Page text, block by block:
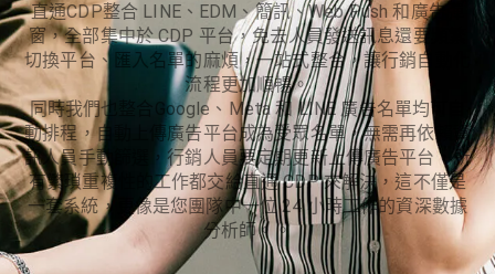
直通CDP整合 LINE、EDM、簡訊、Web Push 和廣告彈
窗，全部集中於 CDP 平台，免去人員發送訊息還要頻繁
切換平台、匯入名單的麻煩，一站式整合，讓行銷自動化
流程更加順暢。
同時我們也整合Google、Meta 和 LINE 廣告名單均可自
動排程，自動上傳廣告平台成為受眾名單，無需再依賴資
訊人員手動篩選，行銷人員要定期更新上傳廣告平台，所
有繁瑣重複性的工作都交給直通 CDP 來解決，這不僅是
一套系統，更像是您團隊中一位 24 小時工作的資深數據
分析師。。